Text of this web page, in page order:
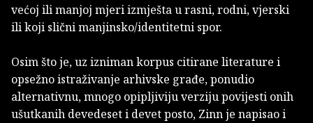
većoj ili manjoj mjeri izmješta u rasni, rodni, vjerski
ili koji slični manjinsko/identitetni spor.
Osim što je, uz izniman korpus citirane literature i
opsežno istraživanje arhivske građe, ponudio
alternativnu, mnogo opipljiviju verziju povijesti onih
ušutkanih devedeset i devet posto, Zinn je napisao i